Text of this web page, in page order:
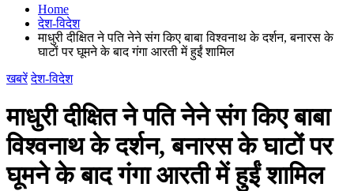
Home
देश-विदेश
माधुरी दीक्षित ने पति नेने संग किए बाबा विश्वनाथ के दर्शन, बनारस के
घाटों पर घूमने के बाद गंगा आरती में हुईं शामिल
खबरें देश-विदेश
माधुरी दीक्षित ने पति नेने संग किए बाबा
विश्वनाथ के दर्शन, बनारस के घाटों पर
घूमने के बाद गंगा आरती में हुईं शामिल